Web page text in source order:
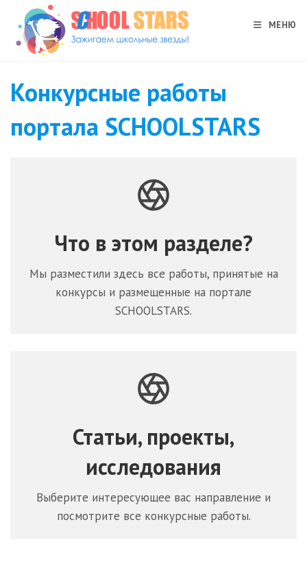
Перейти
содержимому
МЕНЮ
Конкурсные работы
портала SCHOOLSTARS
Что в этом разделе?
Мы разместили здесь все работы, принятые на
конкурсы и размещенные на портале
SCHOOLSTARS.
Статьи, проекты,
исследования
Выберите интересующее вас направление и
посмотрите все конкурсные работы.